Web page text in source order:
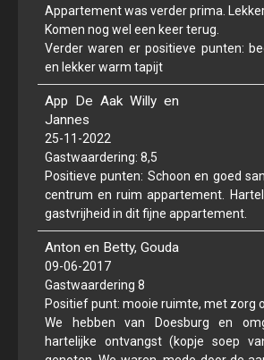
Duurzaamheid
Leveranciers
Contact
Locatie
A t/m Z
Gastheer
BenB de Veerpoort 4 tulpen
Wat gasten van ons vinden
Appartement was verder prima.
Komen nog wel een keer terug.
Verder waren er positieve punten:
en lekker warm tapijt
App De Aak Willy en
Jannes
25-11-2022
Gastwaardering: 8,5
Positieve punten: Schoon en goed
centrum en ruim appartement.
gastvrijheid in dit fijne appartement.
Anton en Betty, Gouda
09-06-2017
Gastwaardering 8
Positief punt: mooie ruimte, met zorg
We hebben van Doesburg en
hartelijke ontvangst (kopje soep